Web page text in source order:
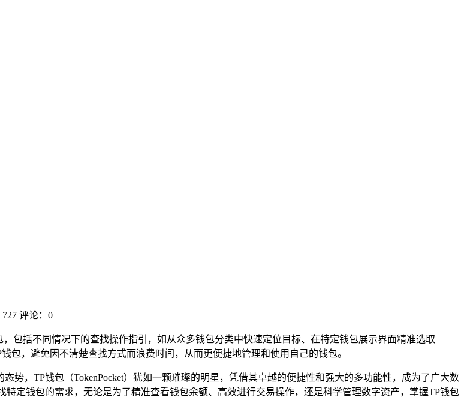
评论：0
包括不同情况下的查找操作指引，如从众多钱包分类中快速定位目标、在特定钱包展示界面精准选取
包，避免因不清楚查找方式而浪费时间，从而更便捷地管理和使用自己的钱包。
势，TP钱包（TokenPocket）犹如一颗璀璨的明星，凭借其卓越的便捷性和强大的多功能性，成为了广大数
定钱包的需求，无论是为了精准查看钱包余额、高效进行交易操作，还是科学管理数字资产，掌握TP钱包